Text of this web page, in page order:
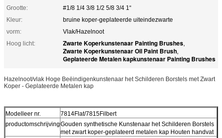
Grootte:
#1/8 1/4 3/8 1/2 5/8 3/4 1“
Kleur:
bruine koper-geplateerde uiteindezwarte
vorm:
Vlak/Hazelnoot
Hoog licht:
Zwarte Koperkunstenaar Painting Brushes,
Zwarte Koperkunstenaar Oil Paint Brush,
Geplateerde Metalen kapkunstenaar Painting Brushes
Hazelnoot/vlak Hoge Beëindigenkunstenaar het Schilderen Borstels met Zwart
Koper - Geplateerde Metalen kap
Modelleer nr.
7814Flat/7815Filbert
productomschrijvingGouden synthetische Kunstenaar het Schilderen Borstels
met zwart koper-geplateerd metalen kap Houten handvat